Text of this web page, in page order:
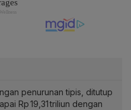
penurunan tipis, ditutup
Rp 19,31 triliun dengan